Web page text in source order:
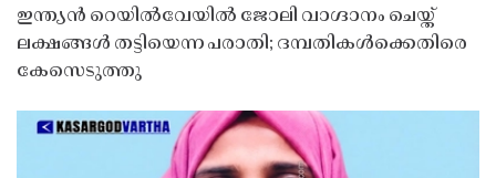
ഇന്ത്യൻ റെയിൽവേയിൽ ജോലി വാഗ്ദാനം ചെയ്ത്
ലക്ഷങ്ങൾ തട്ടിയെന്ന പരാതി; ദമ്പതികൾക്കെതിരെ
കേസെടുത്തു